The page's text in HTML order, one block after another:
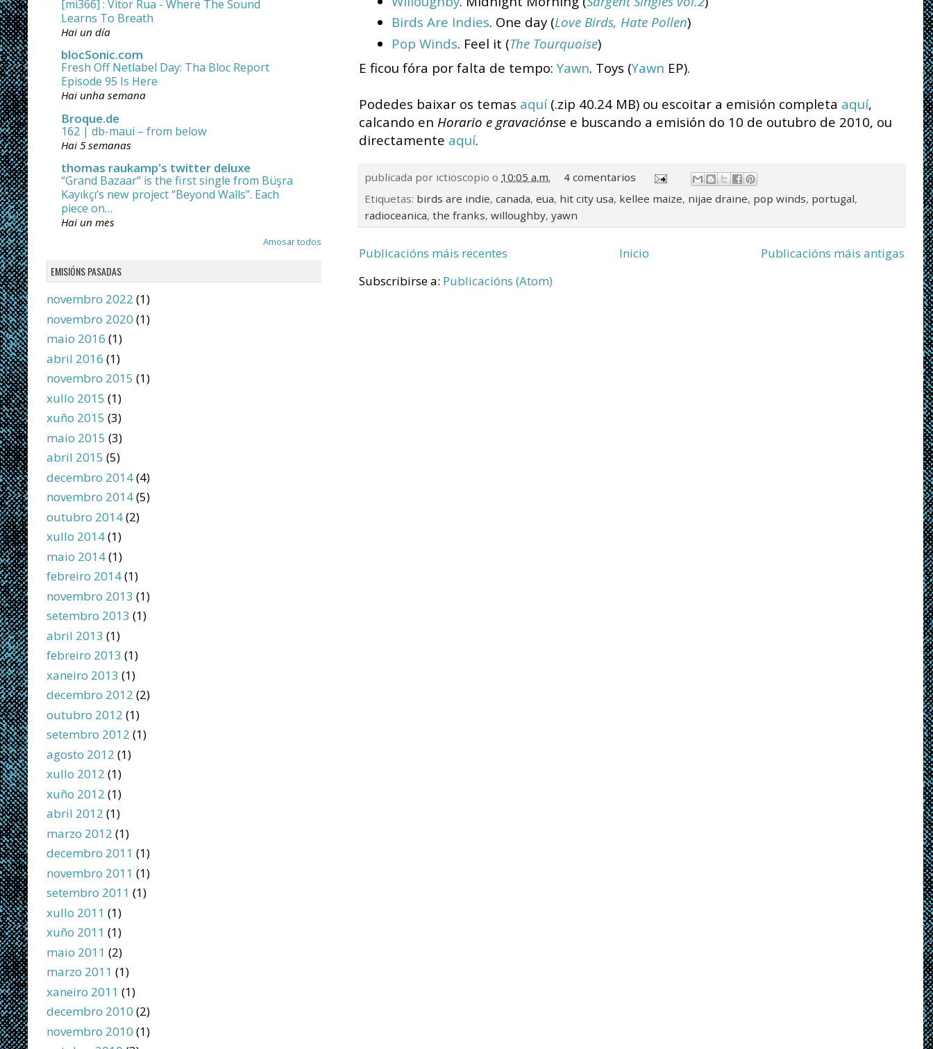
Birds Are Indies. One day (Love Birds, Hate Pollen)
Pop Winds. Feel it (The Tourquoise)
E ficou fóra por falta de tempo:Yawn. Toys (Yawn EP).
Podedes baixar os temas aquí(.zip 40.24 MB) ou escoitar a emisión completa aquí,
calcando en Horario e gravaciónse e buscando a emisión do 10 de outubro de 2010, ou
directamente aquí.
publicada por ictioscopio o 10:05 a.m.
4 comentarios
Etiquetas: birds are indie, canada, eua, hit city usa, kellee maize, nijae draine, pop winds, portugal,
radioceanica, the franks, willoughby, yawn
Publicacións máis recentes Publicacións máis antigas
Inicio
Subscribirse a: Publicacións (Atom)
[mi366] : Vitor Rua - Where The Sound
Learns To Breath
Hai un día
blocSonic.com
Fresh Off Netlabel Day: Tha Bloc Report
Episode 95 Is Here
Hai unha semana
Broque.de
162 | db-maui – from below
Hai 5 semanas
thomas raukamp's twitter deluxe
“Grand Bazaar” is the first single from Büşra
Kayıkçı’s new project “Beyond Walls”. Each
piece on…
Hai un mes
Amosar todos
EMISIÓNS PASADAS
novembro 2022 (1)
novembro 2020 (1)
maio 2016 (1)
abril 2016 (1)
novembro 2015 (1)
xullo 2015 (1)
xuño 2015 (3)
maio 2015 (3)
abril 2015 (5)
decembro 2014(4)
novembro 2014(5)
outubro 2014(2)
xullo 2014(1)
maio 2014(1)
febreiro 2014(1)
novembro 2013 (1)
setembro 2013 (1)
abril 2013 (1)
febreiro 2013 (1)
xaneiro 2013 (1)
decembro 2012 (2)
outubro 2012 (1)
setembro 2012 (1)
agosto 2012 (1)
xullo 2012 (1)
xuño 2012 (1)
abril 2012 (1)
marzo 2012 (1)
decembro 2011 (1)
novembro 2011 (1)
setembro 2011 (1)
xullo 2011 (1)
xuño 2011 (1)
maio 2011 (2)
marzo 2011 (1)
xaneiro 2011 (1)
decembro 2010 (2)
novembro 2010 (1)